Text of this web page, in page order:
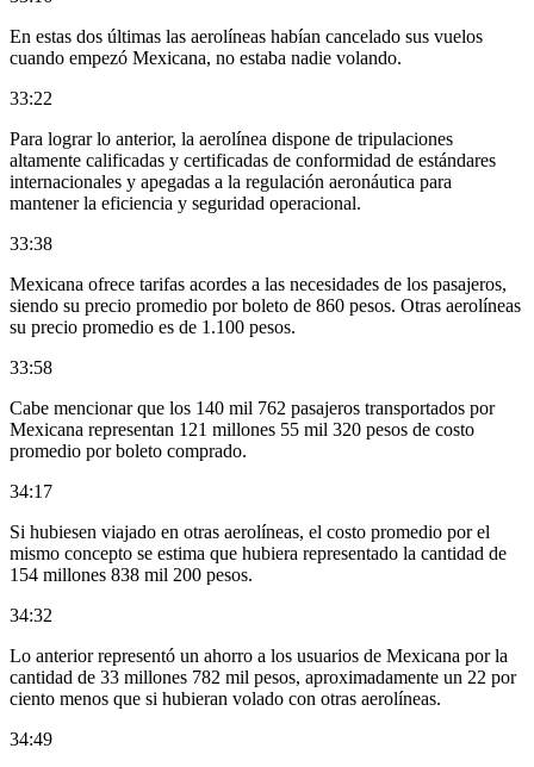
En estas dos últimas las aerolíneas habían cancelado sus vuelos
cuando empezó Mexicana, no estaba nadie volando.
33:22
Para lograr lo anterior, la aerolínea dispone de tripulaciones
altamente calificadas y certificadas de conformidad de estándares
internacionales y apegadas a la regulación aeronáutica para
mantener la eficiencia y seguridad operacional.
33:38
Mexicana ofrece tarifas acordes a las necesidades de los pasajeros,
siendo su precio promedio por boleto de 860 pesos. Otras aerolíneas
su precio promedio es de 1.100 pesos.
33:58
Cabe mencionar que los 140 mil 762 pasajeros transportados por
Mexicana representan 121 millones 55 mil 320 pesos de costo
promedio por boleto comprado.
34:17
Si hubiesen viajado en otras aerolíneas, el costo promedio por el
mismo concepto se estima que hubiera representado la cantidad de
154 millones 838 mil 200 pesos.
34:32
Lo anterior representó un ahorro a los usuarios de Mexicana por la
cantidad de 33 millones 782 mil pesos, aproximadamente un 22 por
ciento menos que si hubieran volado con otras aerolíneas.
34:49